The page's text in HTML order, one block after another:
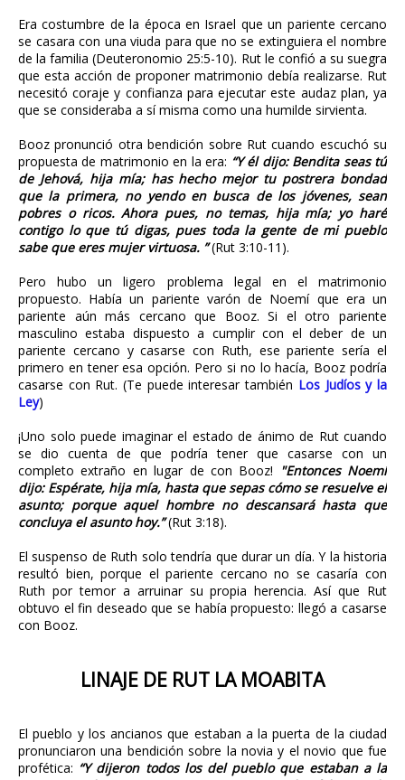
Era costumbre de la época en Israel que un pariente cercano
se casara con una viuda para que no se extinguiera el nombre
de la familia (Deuteronomio 25:5-10). Rut le confió a su suegra
que esta acción de proponer matrimonio debía realizarse. Rut
necesitó coraje y confianza para ejecutar este audaz plan, ya
que se consideraba a sí misma como una humilde sirvienta.
Booz pronunció otra bendición sobre Rut cuando escuchó su
propuesta de matrimonio en la era: “Y él dijo: Bendita seas tú
de Jehová, hija mía; has hecho mejor tu postrera bondad
que la primera, no yendo en busca de los jóvenes, sean
pobres o ricos. Ahora pues, no temas, hija mía; yo haré
contigo lo que tú digas, pues toda la gente de mi pueblo
sabe que eres mujer virtuosa. ”(Rut 3:10-11).
Pero hubo un ligero problema legal en el matrimonio
propuesto. Había un pariente varón de Noemí que era un
pariente aún más cercano que Booz. Si el otro pariente
masculino estaba dispuesto a cumplir con el deber de un
pariente cercano y casarse con Ruth, ese pariente sería el
primero en tener esa opción. Pero si no lo hacía, Booz podría
casarse con Rut. (Te puede interesar también Los Judíos y la
Ley)
¡Uno solo puede imaginar el estado de ánimo de Rut cuando
se dio cuenta de que podría tener que casarse con un
completo extraño en lugar de con Booz! "Entonces Noemí
dijo: Espérate, hija mía, hasta que sepas cómo se resuelve el
asunto; porque aquel hombre no descansará hasta que
concluya el asunto hoy.”(Rut 3:18).
El suspenso de Ruth solo tendría que durar un día. Y la historia
resultó bien, porque el pariente cercano no se casaría con
Ruth por temor a arruinar su propia herencia. Así que Rut
obtuvo el fin deseado que se había propuesto: llegó a casarse
con Booz.
LINAJE DE RUT LA MOABITA
El pueblo y los ancianos que estaban a la puerta de la ciudad
pronunciaron una bendición sobre la novia y el novio que fue
profética: “Y dijeron todos los del pueblo que estaban a la